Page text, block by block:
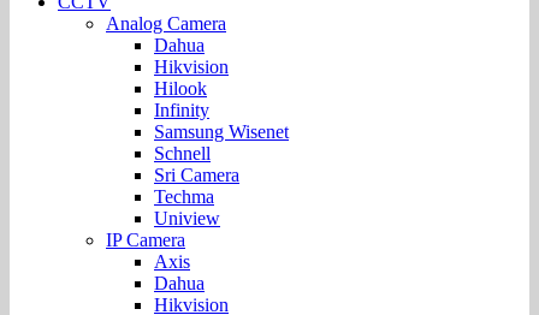
Analog Camera
Dahua
Hikvision
Hilook
Infinity
Samsung Wisenet
Schnell
Sri Camera
Techma
Uniview
IP Camera
Axis
Dahua
Hikvision